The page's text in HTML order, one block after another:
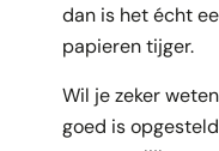
dan is het écht
papieren tijger.
Wil je zeker
goed is